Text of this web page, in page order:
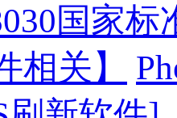
国家
相关】